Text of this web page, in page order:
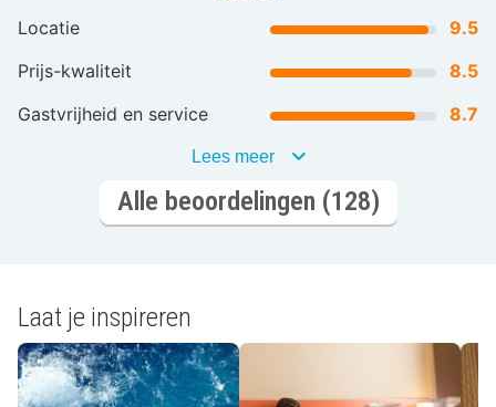
Locatie
9.5
Prijs-kwaliteit
8.5
Gastvrijheid en service
8.7
Lees meer
Alle beoordelingen (128)
Laat je inspireren